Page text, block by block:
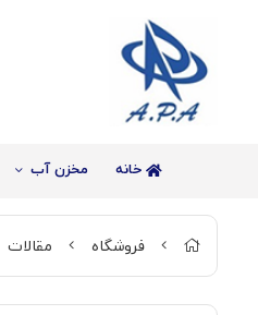
خانه مخزن آب
فروشگاه مقالات